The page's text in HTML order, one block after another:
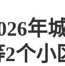
2个小